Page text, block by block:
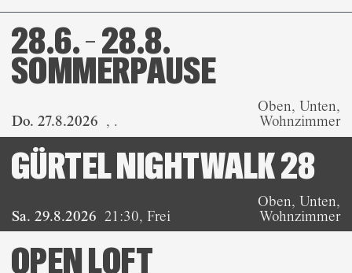
Do. 27.8.2026 , .
28.6. – 28.8.
SOMMERPAUSE
Oben, Unten,
Wohnzimmer
Sa. 29.8.2026 21:30,Frei
GÜRTEL NIGHTWALK 28
Oben, Unten,
Wohnzimmer
OPEN LOFT